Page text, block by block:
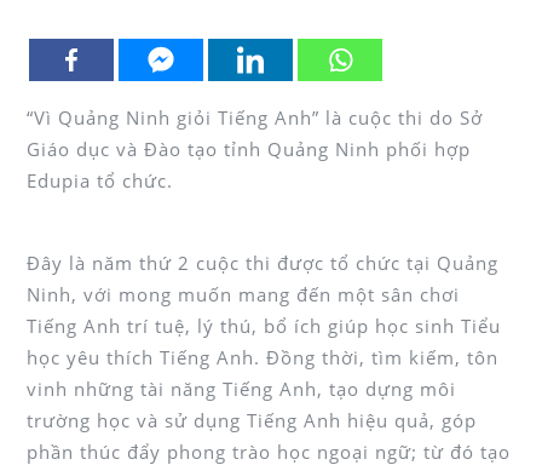
“Vì Quảng Ninh giỏi Tiếng Anh” là cuộc thi do Sở
Giáo dục và Đào tạo tỉnh Quảng Ninh phối hợp
Edupia tổ chức.
Đây là năm thứ 2 cuộc thi được tổ chức tại Quảng
Ninh, với mong muốn mang đến một sân chơi
Tiếng Anh trí tuệ, lý thú, bổ ích giúp học sinh Tiểu
học yêu thích Tiếng Anh. Đồng thời, tìm kiếm, tôn
vinh những tài năng Tiếng Anh, tạo dựng môi
trường học và sử dụng Tiếng Anh hiệu quả, góp
phần thúc đẩy phong trào học ngoại ngữ; từ đó tạo